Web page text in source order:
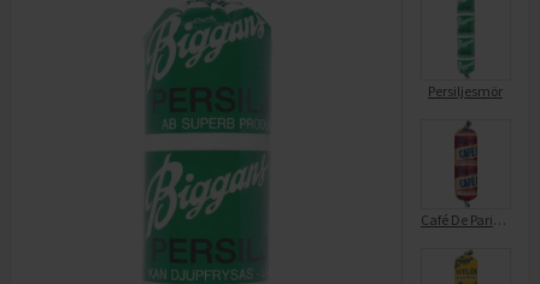
Persiljesmör
Café De Parissmör